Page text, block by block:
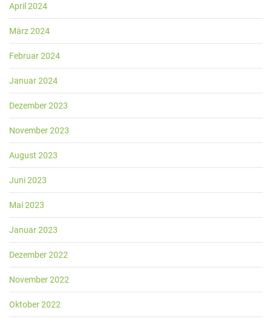
April 2024
März 2024
Februar 2024
Januar 2024
Dezember 2023
November 2023
August 2023
Juni 2023
Mai 2023
Januar 2023
Dezember 2022
November 2022
Oktober 2022